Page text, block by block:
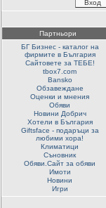
Партньори
БГ Бизнес - каталог на
фирмите в България
Сайтовете за ТЕБЕ!
tbox7.com
Bansko
Обзавеждане
Оценки и мнения
Обяви
Новини Добрич
Хотели в България
Giftsface - подаръци за
любими хора!
Климатици
Съновник
Обяви.Сайт за обяви
Имоти
Новини
Игри